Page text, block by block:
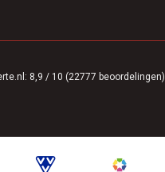
: 8,9 / 10 (22777 beoordelingen)